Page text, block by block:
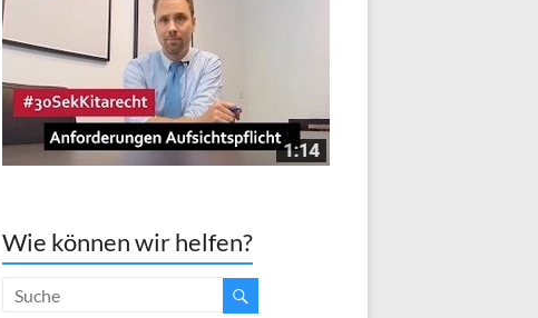
Wie können wir helfen?